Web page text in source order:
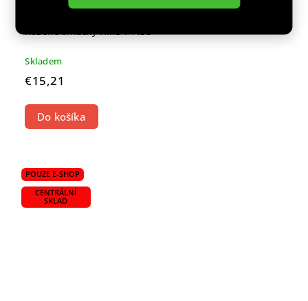
Kožené trhačky HMS F4435
Skladem
€15,21
Do košíka
POUZE E-SHOP
CENTRÁLNÍ
SKLAD